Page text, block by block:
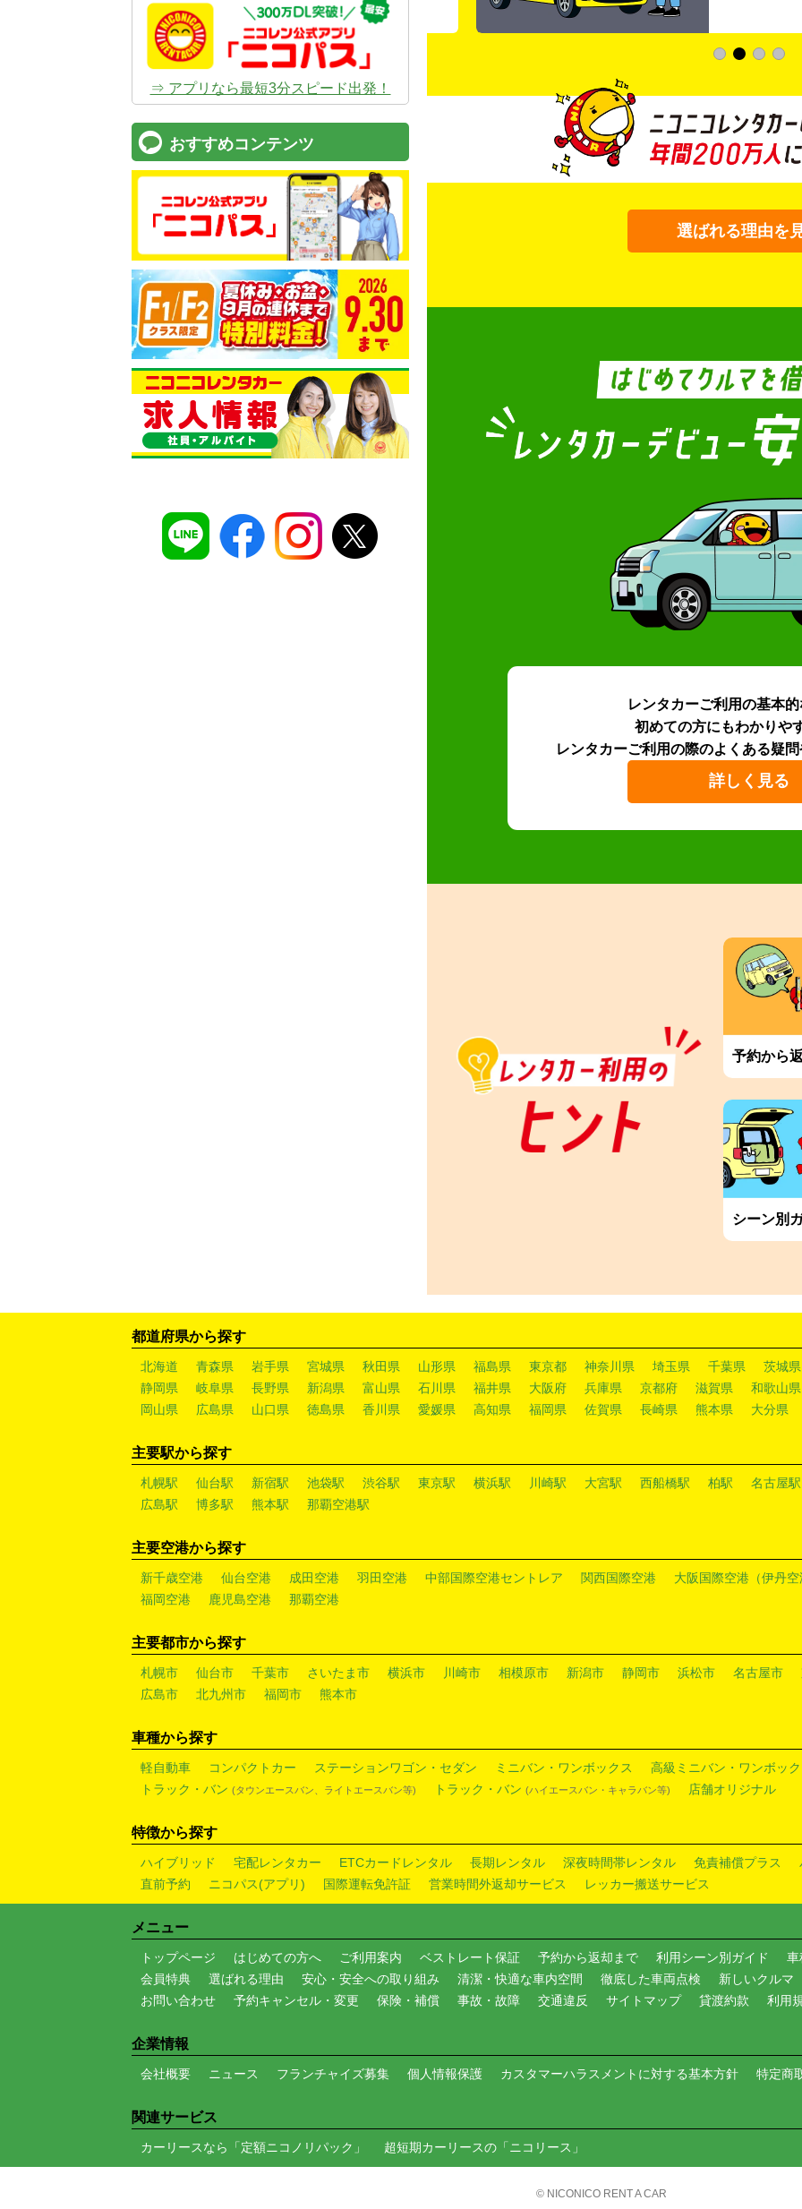
選ばれる理由を
レンタカーご利用の基本
初めての方にもわかりや
レンタカーご利用の際のよくある疑問
詳しく見る
予約から
シーン別
⇒ アプリなら最短3分スピード出発！
おすすめコンテンツ
都道府県から探す
北海道 青森県 岩手県 宮城県 秋田県 山形県 福島県 東京都 神奈川県 埼玉県 千葉県
茨城県
静岡県
岐阜県 長野県 新潟県 富山県 石川県 福井県 大阪府 兵庫県 京都府 滋賀県
和歌山県
岡山県
広島県 山口県 徳島県 香川県 愛媛県 高知県 福岡県 佐賀県 長崎県 熊本県 大分県
主要駅から探す
札幌駅 仙台駅 新宿駅 池袋駅 渋谷駅 東京駅 横浜駅 川崎駅 大宮駅 西船橋駅 柏駅
名古屋駅
広島駅
博多駅 熊本駅 那覇空港駅
主要空港から探す
新千歳空港 仙台空港 成田空港 羽田空港 中部国際空港セントレア 関西国際空港
大阪国際空港（伊丹
福岡空港
鹿児島空港 那覇空港
主要都市から探す
札幌市 仙台市 千葉市 さいたま市 横浜市 川崎市 相模原市 新潟市 静岡市 浜松市 名古屋市
広島市
北九州市 福岡市 熊本市
車種から探す
軽自動車 コンパクトカー ステーションワゴン・セダン ミニバン・ワンボックス
高級ミニバン・ワンボッ
トラック・バン (タウンエースバン、ライトエースバン等) トラック・バン (ハイエースバン・キャラバン等) 店舗オリジナル
特徴から探す
ハイブリッド 宅配レンタカー ETCカードレンタル 長期レンタル 深夜時間帯レンタル 免責補償プラス
直前予約
ニコパス(アプリ) 国際運転免許証 営業時間外返却サービス レッカー搬送サービス
メニュー
トップページ はじめての方へ ご利用案内 ベストレート保証 予約から返却まで 利用シーン別ガイド
車
会員特典
選ばれる理由 安心・安全への取り組み 清潔・快適な車内空間 徹底した車両点検
新しいクルマ
お問い合わせ
予約キャンセル・変更 保険・補償 事故・故障 交通違反 サイトマップ 貸渡約款 利用
企業情報
会社概要 ニュース フランチャイズ募集 個人情報保護 カスタマーハラスメントに対する基本方針 特定商
関連サービス
カーリースなら「定額ニコノリパック」 超短期カーリースの「ニコリース」
© NICONICO RENT A CAR